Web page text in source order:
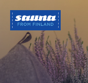
sisältöön
Sauna
from
Finland